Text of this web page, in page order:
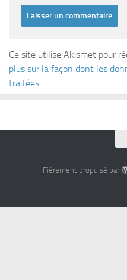
Ce site utilise Akismet pour
plus sur la façon dont les
traitées.
Fièrement propulsé par